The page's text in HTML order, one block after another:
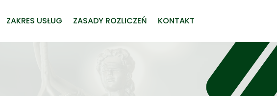
ZAKRES USŁUG ZASADY ROZLICZEŃ KONTAKT